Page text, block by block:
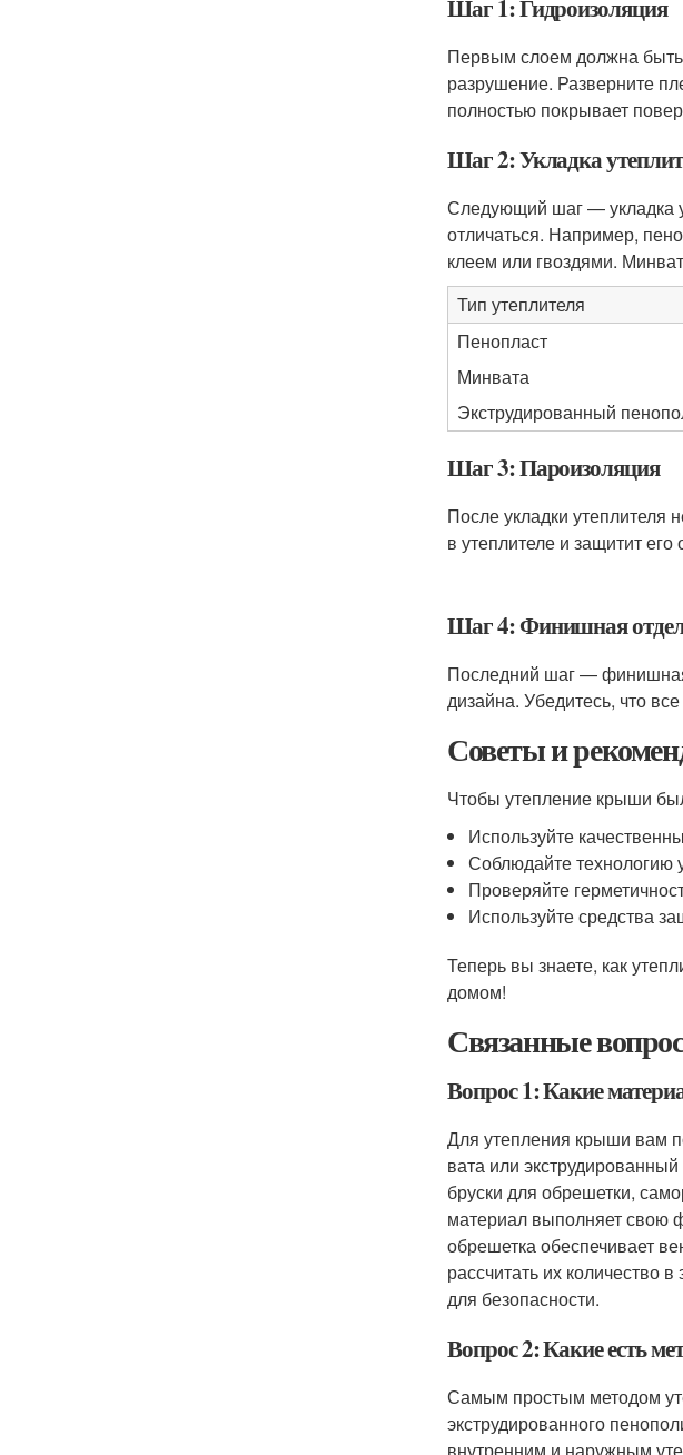
Шаг 1: Гидроизоляция
Первым слоем должна быть
разрушение. Разверните
полностью покрывает
Шаг 2: Укладка
Следующий шаг — укладка
отличаться. Например,
клеем или гвоздями.
Тип утеплителя
Пенопласт
Минвата
Экструдированный
Шаг 3: Пароизоляция
После укладки утеплителя
в утеплителе и защитит
Шаг 4: Финишная
Последний шаг — финишная
дизайна. Убедитесь, что
Советы и
Чтобы утепление крыши
Используйте
Соблюдайте технологию
Проверяйте
Используйте средства
Теперь вы знаете, как
домом!
Связанные
Вопрос 1: Какие
Для утепления крыши вам
вата или
бруски для обрешетки,
материал выполняет свою
обрешетка обеспечивает
рассчитать их количество
для безопасности.
Вопрос 2: Какие есть
Самым простым методом
экструдированного